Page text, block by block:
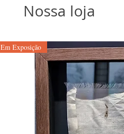
Nossa loja
Em Exposição